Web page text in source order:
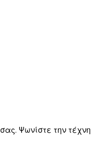
Ψωνίστε την τέχνη